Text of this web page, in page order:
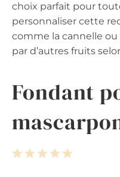
choix parfait pour
personnaliser cette
comme la cannelle
par d’autres fruits
Fondant
5
4
3
2
1